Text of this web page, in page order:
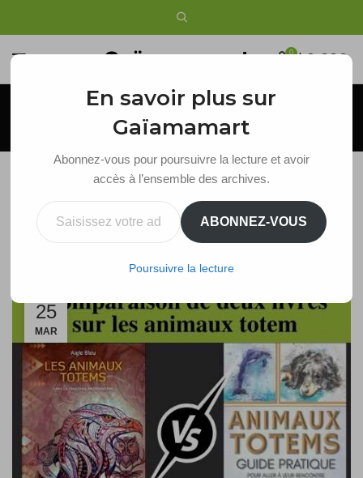
0 / 0,00€
Blog
On compare 2 livres sur les animaux totem
25
MAR
En savoir plus sur
Gaïamamart
Abonnez-vous pour poursuivre la lecture et avoir
accès à l’ensemble des archives.
Saisissez votre adresse e-mail…
ABONNEZ-VOUS
Poursuivre la lecture